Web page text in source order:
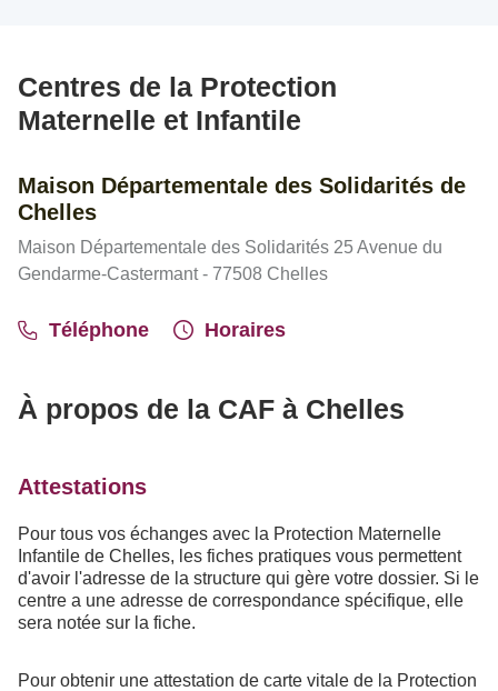
Centres de la Protection
Maternelle et Infantile
Maison Départementale des Solidarités de
Chelles
Maison Départementale des Solidarités 25 Avenue du
Gendarme-Castermant - 77508 Chelles
Téléphone Horaires
À propos de la CAF à Chelles
Attestations
Pour tous vos échanges avec la Protection Maternelle
Infantile de Chelles, les fiches pratiques vous permettent
d'avoir l'adresse de la structure qui gère votre dossier. Si le
centre a une adresse de correspondance spécifique, elle
sera notée sur la fiche.
Pour obtenir une attestation de carte vitale de la Protection